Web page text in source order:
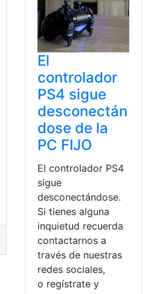
Oportunidad,Ps4 ,Ps5
El
controlador
PS4 sigue
desconectán
dose de la
PC FIJO
El controlador PS4
sigue
desconectándose.
Si tienes alguna
inquietud recuerda
contactarnos a
través de nuestras
redes sociales,
o regístrate y